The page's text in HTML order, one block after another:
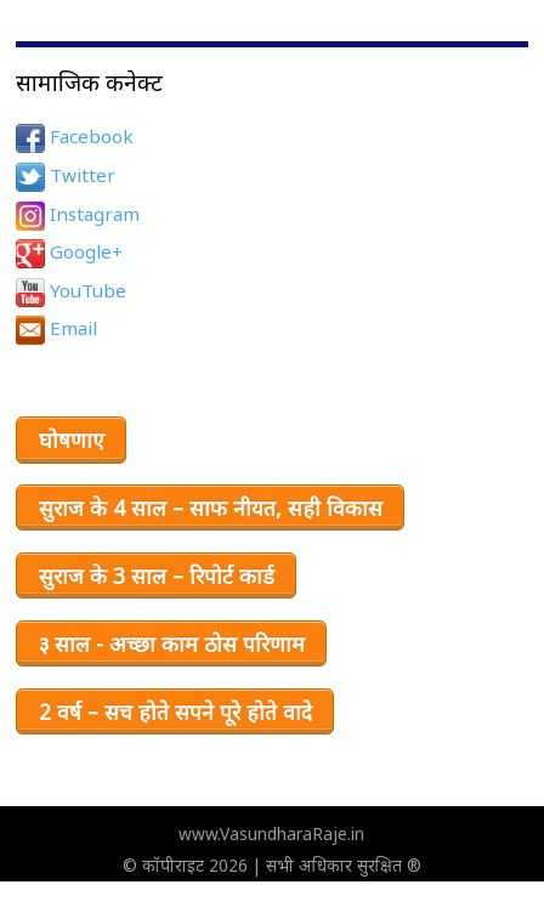
सामाजिक कनेक्ट
Facebook
Twitter
Instagram
Google+
YouTube
Email
घोषणाए
सुराज के 4 साल – साफ नीयत, सही विकास
सुराज के 3 साल – रिपोर्ट कार्ड
३ साल - अच्छा काम ठोस परिणाम
2 वर्ष – सच होते सपने पूरे होते वादे
www.VasundharaRaje.in
© कॉपीराइट 2026 | सभी अधिकार सुरक्षित ®